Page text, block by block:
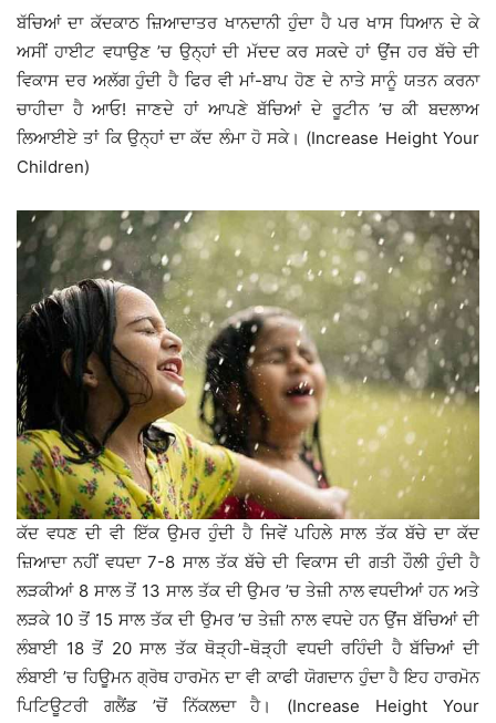
ਬੱਚਿਆਂ ਦਾ ਕੱਦਕਾਠ ਜ਼ਿਆਦਾਤਰ ਖਾਨਦਾਨੀ ਹੁੰਦਾ ਹੈ ਪਰ ਖਾਸ ਧਿਆਨ ਦੇ ਕੇ
ਅਸੀਂ ਹਾਈਟ ਵਧਾਉਣ ’ਚ ਉਨ੍ਹਾਂ ਦੀ ਮੱਦਦ ਕਰ ਸਕਦੇ ਹਾਂ ਉਂਜ ਹਰ ਬੱਚੇ ਦੀ
ਵਿਕਾਸ ਦਰ ਅਲੱਗ ਹੁੰਦੀ ਹੈ ਫਿਰ ਵੀ ਮਾਂ-ਬਾਪ ਹੋਣ ਦੇ ਨਾਤੇ ਸਾਨੂੰ ਯਤਨ ਕਰਨਾ
ਚਾਹੀਦਾ ਹੈ ਆਓ! ਜਾਣਦੇ ਹਾਂ ਆਪਣੇ ਬੱਚਿਆਂ ਦੇ ਰੂਟੀਨ ’ਚ ਕੀ ਬਦਲਾਅ
ਲਿਆਈਏ ਤਾਂ ਕਿ ਉਨ੍ਹਾਂ ਦਾ ਕੱਦ ਲੰਮਾ ਹੋ ਸਕੇ। (Increase Height Your
Children)
ਕੱਦ ਵਧਣ ਦੀ ਵੀ ਇੱਕ ਉਮਰ ਹੁੰਦੀ ਹੈ ਜਿਵੇਂ ਪਹਿਲੇ ਸਾਲ ਤੱਕ ਬੱਚੇ ਦਾ ਕੱਦ
ਜ਼ਿਆਦਾ ਨਹੀਂ ਵਧਦਾ 7-8 ਸਾਲ ਤੱਕ ਬੱਚੇ ਦੀ ਵਿਕਾਸ ਦੀ ਗਤੀ ਹੌਲੀ ਹੁੰਦੀ ਹੈ
ਲੜਕੀਆਂ 8 ਸਾਲ ਤੋਂ 13 ਸਾਲ ਤੱਕ ਦੀ ਉਮਰ ’ਚ ਤੇਜ਼ੀ ਨਾਲ ਵਧਦੀਆਂ ਹਨ ਅਤੇ
ਲੜਕੇ 10 ਤੋਂ 15 ਸਾਲ ਤੱਕ ਦੀ ਉਮਰ ’ਚ ਤੇਜ਼ੀ ਨਾਲ ਵਧਦੇ ਹਨ ਉਂਜ ਬੱਚਿਆਂ ਦੀ
ਲੰਬਾਈ 18 ਤੋਂ 20 ਸਾਲ ਤੱਕ ਥੋੜ੍ਹੀ-ਥੋੜ੍ਹੀ ਵਧਦੀ ਰਹਿੰਦੀ ਹੈ ਬੱਚਿਆਂ ਦੀ
ਲੰਬਾਈ ’ਚ ਹਿਊਮਨ ਗ੍ਰੋਥ ਹਾਰਮੋਨ ਦਾ ਵੀ ਕਾਫੀ ਯੋਗਦਾਨ ਹੁੰਦਾ ਹੈ ਇਹ ਹਾਰਮੋਨ
ਪਿਟਿਊਟਰੀ ਗਲੈਂਡ ’ਚੋਂ ਨਿੱਕਲਦਾ ਹੈ। (Increase Height Your